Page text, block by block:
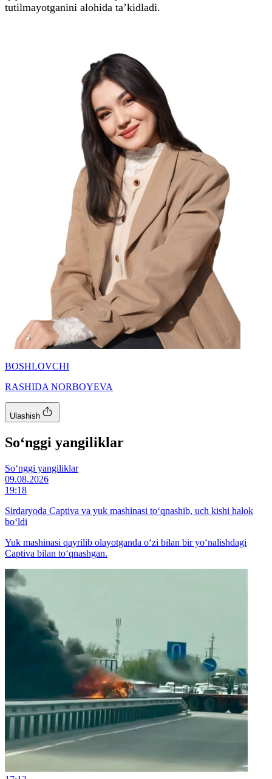
tutilmayotganini alohida ta’kidladi.
BOSHLOVCHI
RASHIDA NORBOYEVA
Ulashish
So‘nggi yangiliklar
So‘nggi yangiliklar
09.08.2026
19:18
Sirdaryoda Captiva va yuk mashinasi to‘qnashib, uch kishi halok
bo‘ldi
Yuk mashinasi qayrilib olayotganda o‘zi bilan bir yo‘nalishdagi
Captiva bilan to‘qnashgan.